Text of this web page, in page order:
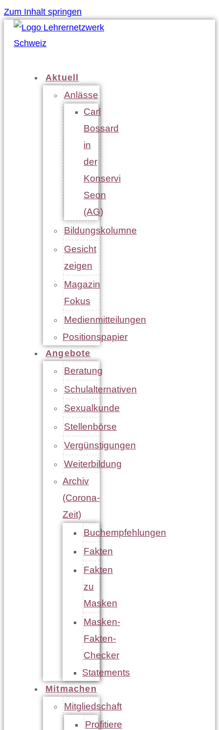
Zum Inhalt springen
Aktuell
Anlässe
Carl
Bossard
in
der
Konservi
Seon
(AG)
Bildungskolumne
Gesicht
zeigen
Magazin
Fokus
Medienmitteilungen
Positionspapier
Angebote
Beratung
Schulalternativen
Sexualkunde
Stellenbörse
Vergünstigungen
Weiterbildung
Archiv
(Corona-
Zeit)
Buchempfehlungen
Fakten
Fakten
zu
Masken
Masken-
Fakten-
Checker
Statements
Mitmachen
Mitgliedschaft
Profitiere